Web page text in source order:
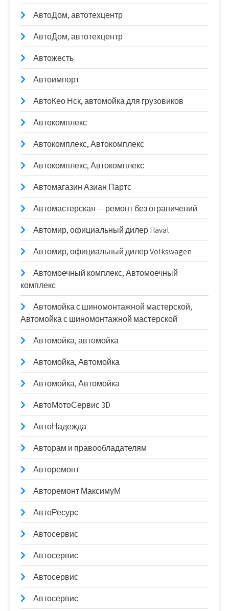
АвтоДом, автотехцентр
АвтоДом, автотехцентр
Автожесть
Автоимпорт
АвтоКео Нск, автомойка для грузовиков
Автокомплекс
Автокомплекс, Автокомплекс
Автокомплекс, Автокомплекс
Автомагазин Азиан Партс
Автомастерская — ремонт без ограничений
Автомир, официальный дилер Haval
Автомир, официальный дилер Volkswagen
Автомоечный комплекс, Автомоечный
комплекс
Автомойка с шиномонтажной мастерской,
Автомойка с шиномонтажной мастерской
Автомойка, автомойка
Автомойка, Автомойка
Автомойка, Автомойка
АвтоМотоСервис 3D
АвтоНадежда
Авторам и правообладателям
Авторемонт
Авторемонт МаксимуМ
АвтоРесурс
Автосервис
Автосервис
Автосервис
Автосервис